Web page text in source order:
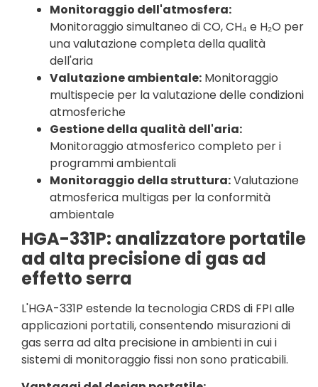
Monitoraggio dell'atmosfera:
Monitoraggio simultaneo di CO, CH₄ e H₂O per
una valutazione completa della qualità
dell'aria
Valutazione ambientale: Monitoraggio
multispecie per la valutazione delle condizioni
atmosferiche
Gestione della qualità dell'aria:
Monitoraggio atmosferico completo per i
programmi ambientali
Monitoraggio della struttura:Valutazione
atmosferica multigas per la conformità
ambientale
HGA-331P: analizzatore portatile
ad alta precisione di gas ad
effetto serra
L'HGA-331P estende la tecnologia CRDS di FPI alle
applicazioni portatili, consentendo misurazioni di
gas serra ad alta precisione in ambienti in cui i
sistemi di monitoraggio fissi non sono praticabili.